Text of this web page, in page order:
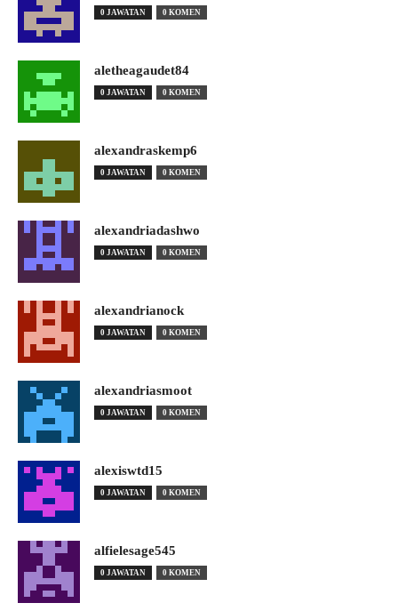
0 JAWATAN 0 KOMEN
aletheagaudet84
0 JAWATAN 0 KOMEN
alexandraskemp6
0 JAWATAN 0 KOMEN
alexandriadashwo
0 JAWATAN 0 KOMEN
alexandrianock
0 JAWATAN 0 KOMEN
alexandriasmoot
0 JAWATAN 0 KOMEN
alexiswtd15
0 JAWATAN 0 KOMEN
alfielesage545
0 JAWATAN 0 KOMEN